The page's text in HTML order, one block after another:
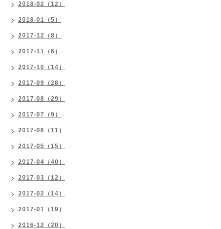
2018-02（12）
2018-01（5）
2017-12（8）
2017-11（6）
2017-10（14）
2017-09（28）
2017-08（29）
2017-07（9）
2017-06（11）
2017-05（15）
2017-04（40）
2017-03（12）
2017-02（14）
2017-01（19）
2016-12（20）